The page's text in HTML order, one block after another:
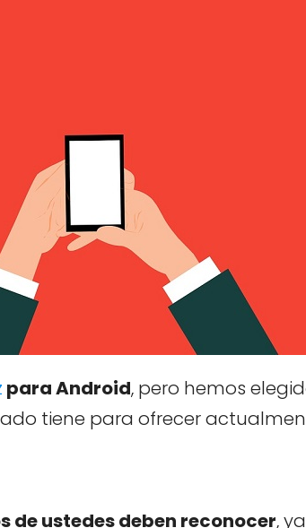
para Android, pero hemos
tiene para ofrecer
de ustedes deben reconocer,